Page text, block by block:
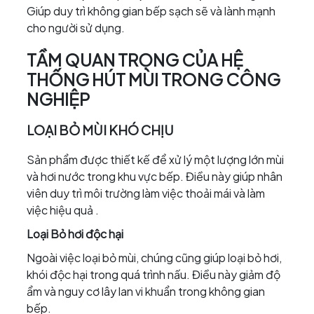
Giúp duy trì không gian bếp sạch sẽ và lành mạnh
cho người sử dụng.
TẦM QUAN TRỌNG CỦA HỆ
THỐNG HÚT MÙI TRONG CÔNG
NGHIỆP
LOẠI BỎ MÙI KHÓ CHỊU
Sản phẩm được thiết kế để xử lý một lượng lớn mùi
và hơi nước trong khu vực bếp. Điều này giúp nhân
viên duy trì môi trường làm việc thoải mái và làm
việc hiệu quả .
Loại Bỏ hơi độc hại
Ngoài việc loại bỏ mùi, chúng cũng giúp loại bỏ hơi,
khói độc hại trong quá trình nấu. Điều này giảm độ
ẩm và nguy cơ lây lan vi khuẩn trong không gian
bếp.